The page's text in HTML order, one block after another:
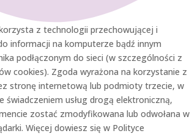
z technologii przechowującej i
informacji na komputerze bądź innym
podłączonym do sieci (w szczególności z
cookies). Zgoda wyrażona na korzystanie z
stronę internetową lub podmioty trzecie, w
świadczeniem usług drogą elektroniczną,
zostać zmodyfikowana lub odwołana w
Więcej dowiesz się w Polityce